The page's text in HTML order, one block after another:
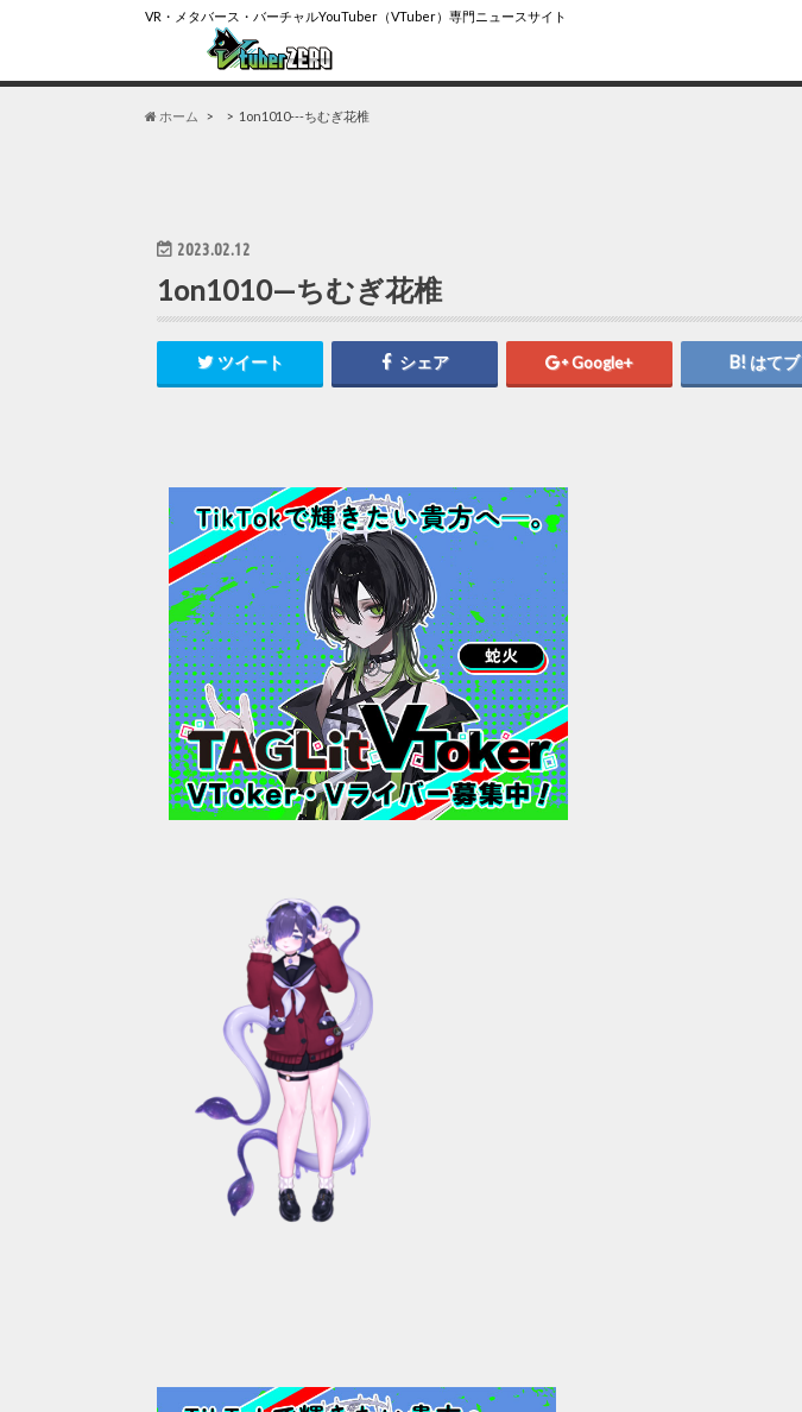
VR・メタバース・バーチャルYouTuber（VTuber）専門ニュースサイト
ホーム 1on1010---ちむぎ花椎
2023.02.12
1on1010—ちむぎ花椎
ツイート シェア Google+ はてブ